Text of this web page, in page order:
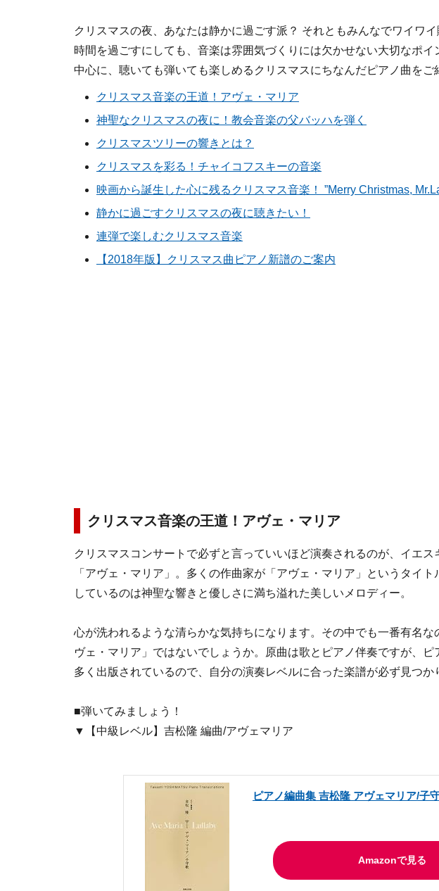
クリスマスの夜、あなたは静かに過ごす派？ それともみんなでワイワ
時間を過ごすにしても、音楽は雰囲気づくりには欠かせない大切なポ
中心に、聴いても弾いても楽しめるクリスマスにちなんだピアノ曲をご
クリスマス音楽の王道！アヴェ・マリア
神聖なクリスマスの夜に！教会音楽の父バッハを弾く
クリスマスツリーの響きとは？
クリスマスを彩る！チャイコフスキーの音楽
映画から誕生した心に残るクリスマス音楽！ ”Merry Christmas,
静かに過ごすクリスマスの夜に聴きたい！
連弾で楽しむクリスマス音楽
【2018年版】クリスマス曲ピアノ新譜のご案内
クリスマス音楽の王道！アヴェ・マリア
クリスマスコンサートで必ずと言っていいほど演奏されるのが、イエ
「アヴェ・マリア」。多くの作曲家が「アヴェ・マリア」というタイ
しているのは神聖な響きと優しさに満ち溢れた美しいメロディー。
心が洗われるような清らかな気持ちになります。その中でも一番有名
ヴェ・マリア」ではないでしょうか。原曲は歌とピアノ伴奏ですが、
多く出版されているので、自分の演奏レベルに合った楽譜が必ず見つか
■弾いてみましょう！
▼【中級レベル】吉松隆 編曲/アヴェマリア
ピアノ編曲集 吉松隆 アヴェマリア/子
Amazonで見る